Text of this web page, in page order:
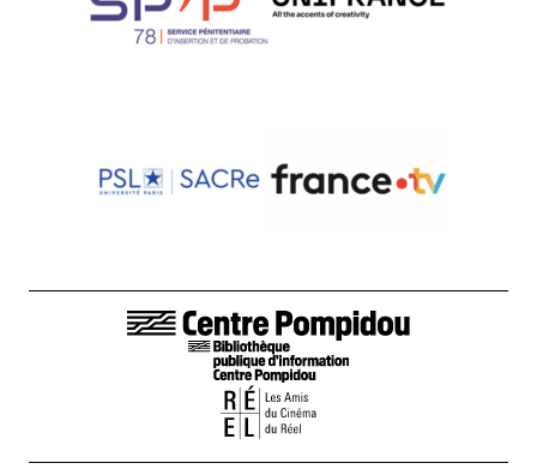
LIENS DE BAS DE PAGE